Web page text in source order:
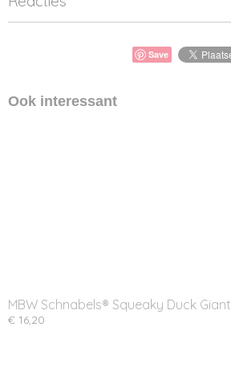
Save
Ook interessant
MBW Schnabels® Squeaky Duck Giant
€ 16,20